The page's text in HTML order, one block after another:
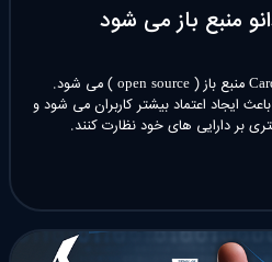
منبع باز می شود
کیف پول کاردانو به نام Cardano Lace منبع باز ( open source ) می شود.
ایجاد اعتماد بیشتر کاربران می شود و
بر دارایی های خود نظارت کنند.